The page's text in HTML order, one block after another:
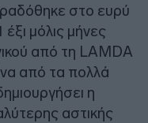
στο ευρύ
μόλις μήνες
από τη LAMDA
από τα πολλά
η
αστικής